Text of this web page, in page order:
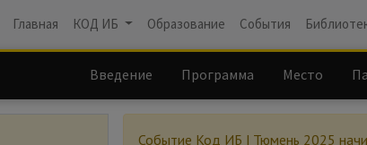
Главная КОД ИБ Образование События
Введение Программа Место
Событие Код ИБ | Тюмень 2025